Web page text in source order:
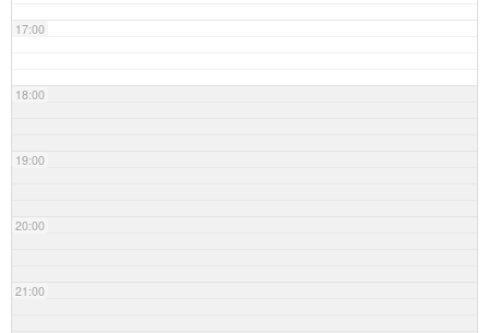
17:00
18:00
19:00
20:00
21:00